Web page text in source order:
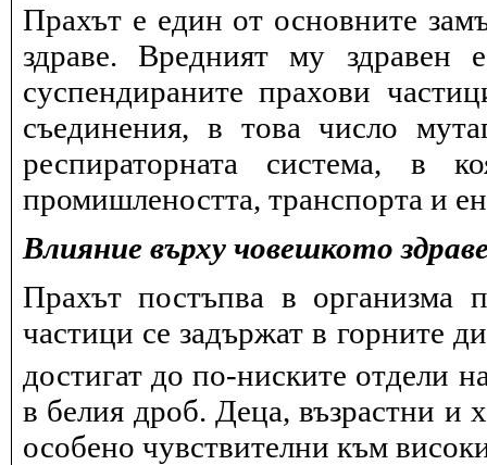
Прахът е един от основните
здраве. Вредният му здравен
суспендираните прахови
съединения, в това число
респираторната система, в
промишлеността, транспорта и
Влияние върху човешкото
Прахът постъпва в организма
частици се задържат в горните
достигат до по-ниските отдели
в белия дроб. Деца, възрастни и
особено чувствителни към